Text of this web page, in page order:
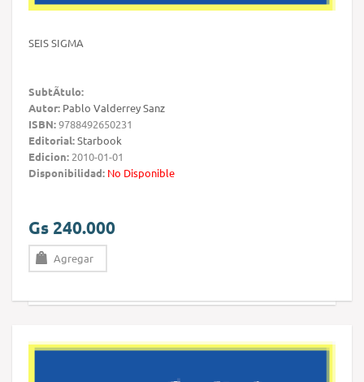
SEIS SIGMA
SubtÃ­tulo:
Autor: Pablo Valderrey Sanz
ISBN:9788492650231
Editorial:Starbook
Edicion: 2010-01-01
Disponibilidad: No Disponible
Gs 240.000
Agregar